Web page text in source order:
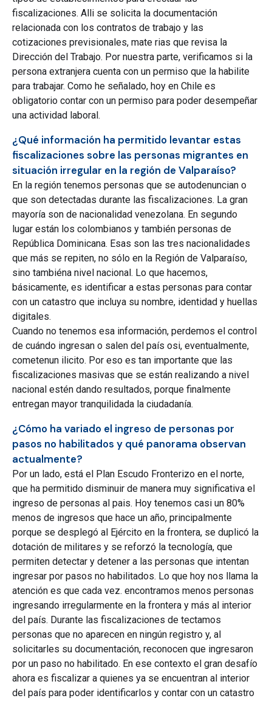
fiscalizaciones. Alli se solicita la documentación
relacionada con los contratos de trabajo y las
cotizaciones previsionales, mate rias que revisa la
Dirección del Trabajo. Por nuestra parte, verificamos si la
persona extranjera cuenta con un permiso que la habilite
para trabajar. Como he señalado, hoy en Chile es
obligatorio contar con un permiso para poder desempeñar
una actividad laboral.
¿Qué información ha permitido levantar estas
fiscalizaciones sobre las personas migrantes en
situación irregular en la región de Valparaíso?
En la región tenemos personas que se autodenuncian o
que son detectadas durante las fiscalizaciones. La gran
mayoría son de nacionalidad venezolana. En segundo
lugar están los colombianos y también personas de
República Dominicana. Esas son las tres nacionalidades
que más se repiten, no sólo en la Región de Valparaíso,
sino tambiéna nivel nacional. Lo que hacemos,
básicamente, es identificar a estas personas para contar
con un catastro que incluya su nombre, identidad y huellas
digitales.
Cuando no tenemos esa información, perdemos el control
de cuándo ingresan o salen del país osi, eventualmente,
cometenun ilicito. Por eso es tan importante que las
fiscalizaciones masivas que se están realizando a nivel
nacional estén dando resultados, porque finalmente
entregan mayor tranquilidada la ciudadanía.
¿Cómo ha variado el ingreso de personas por
pasos no habilitados y qué panorama observan
actualmente?
Por un lado, está el Plan Escudo Fronterizo en el norte,
que ha permitido disminuir de manera muy significativa el
ingreso de personas al pais. Hoy tenemos casi un 80%
menos de ingresos que hace un año, principalmente
porque se desplegó al Ejército en la frontera, se duplicó la
dotación de militares y se reforzó la tecnología, que
permiten detectar y detener a las personas que intentan
ingresar por pasos no habilitados. Lo que hoy nos llama la
atención es que cada vez. encontramos menos personas
ingresando irregularmente en la frontera y más al interior
del país. Durante las fiscalizaciones de tectamos
personas que no aparecen en ningún registro y, al
solicitarles su documentación, reconocen que ingresaron
por un paso no habilitado. En ese contexto el gran desafío
ahora es fiscalizar a quienes ya se encuentran al interior
del país para poder identificarlos y contar con un catastro